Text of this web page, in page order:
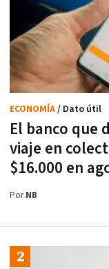
El banco que
viaje en
$16.000 en
ECONOMÍA/ Dato útil
PorNB